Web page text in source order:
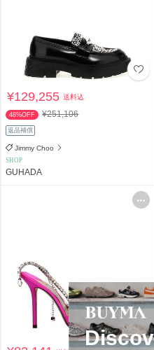
¥129,255送料込
48%OFF ¥251,106
返品補償
Jimmy Choo
SHOP
GUHADA